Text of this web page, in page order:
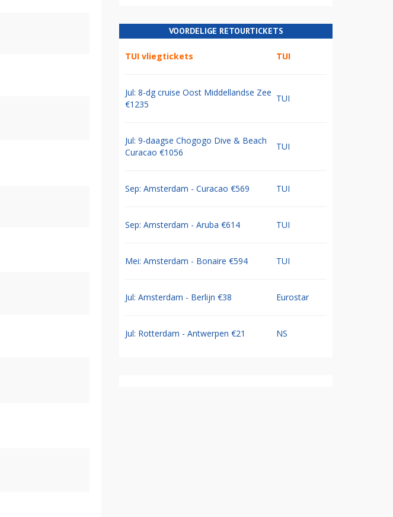
VOORDELIGE RETOURTICKETS
TUI vliegtickets TUI
Jul: 8-dg cruise Oost Middellandse Zee
€1235
TUI
Jul: 9-daagse Chogogo Dive & Beach
Curacao €1056
TUI
Sep: Amsterdam - Curacao €569 TUI
Sep: Amsterdam - Aruba €614 TUI
Mei: Amsterdam - Bonaire €594 TUI
Jul: Amsterdam - Berlijn €38 Eurostar
Jul: Rotterdam - Antwerpen €21 NS